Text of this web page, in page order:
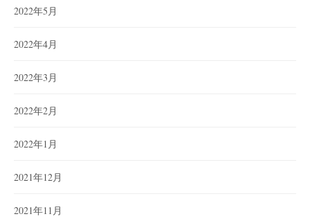
2022年5月
2022年4月
2022年3月
2022年2月
2022年1月
2021年12月
2021年11月